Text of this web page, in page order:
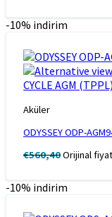
-10% indirim
Aküler
ODYSSEY ODP-
€560,40Orijinal
-10% indirim